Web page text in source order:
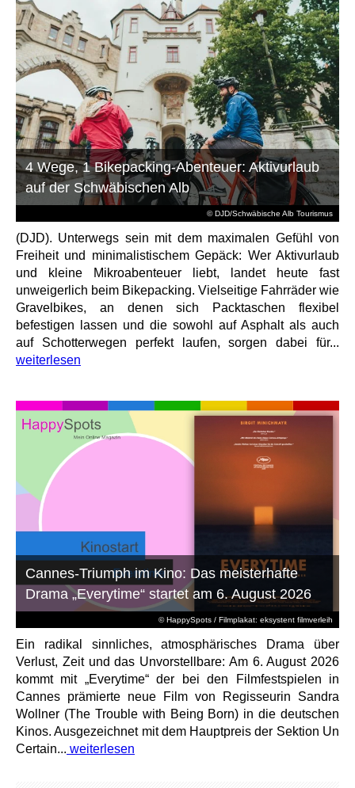
© DJD/Schwäbische Alb Tourismus
4 Wege, 1 Bikepacking-Abenteuer: Aktivurlaub
auf der Schwäbischen Alb
(DJD). Unterwegs sein mit dem maximalen Gefühl von
Freiheit und minimalistischem Gepäck: Wer Aktivurlaub
und kleine Mikroabenteuer liebt, landet heute fast
unweigerlich beim Bikepacking. Vielseitige Fahrräder wie
Gravelbikes, an denen sich Packtaschen flexibel
befestigen lassen und die sowohl auf Asphalt als auch
auf Schotterwegen perfekt laufen, sorgen dabei für...
weiterlesen
© HappySpots / Filmplakat: eksystent filmverleih
Cannes-Triumph im Kino: Das meisterhafte
Drama „Everytime“ startet am 6. August 2026
Ein radikal sinnliches, atmosphärisches Drama über
Verlust, Zeit und das Unvorstellbare: Am 6. August 2026
kommt mit „Everytime“ der bei den Filmfestspielen in
Cannes prämierte neue Film von Regisseurin Sandra
Wollner (The Trouble with Being Born) in die deutschen
Kinos. Ausgezeichnet mit dem Hauptpreis der Sektion Un
Certain... weiterlesen